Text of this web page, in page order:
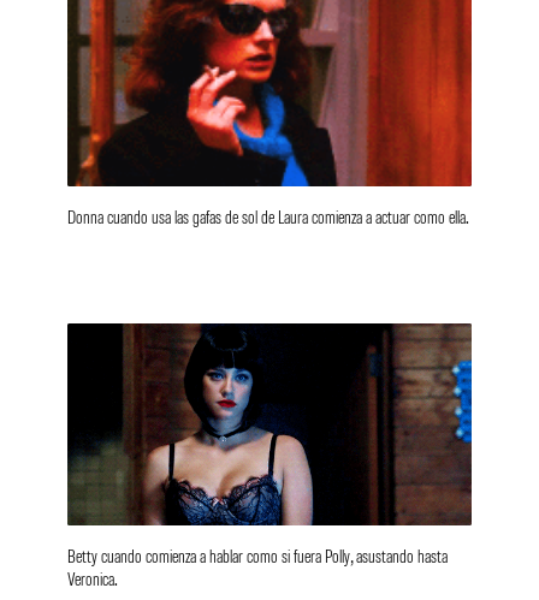
Donna cuando usa las gafas de sol de Laura comienza a actuar como ella.
Betty cuando comienza a hablar como si fuera Polly, asustando hasta
Veronica.